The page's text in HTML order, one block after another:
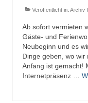
Veröffentlicht in: Archiv-
Ab sofort vermieten
Gäste- und
Neubeginn und es
Dinge geben, wo
Anfang ist gemacht!
Internetpräsenz …